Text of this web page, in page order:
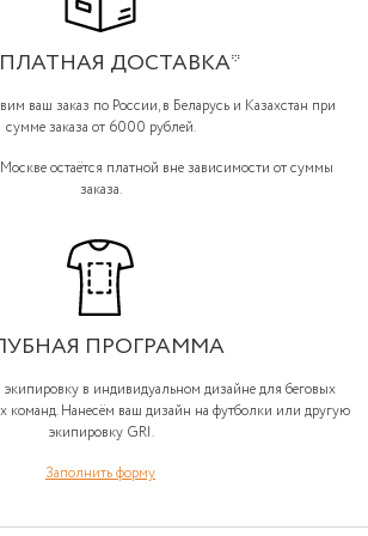
ДОСТАВКА*
ваш заказ по России, в Беларусь и Казахстан при
сумме заказа от 6000 рублей.
остаётся платной вне зависимости от суммы
заказа.
ПРОГРАММА
в индивидуальном дизайне для беговых
команд. Нанесём ваш дизайн на футболки или другую
экипировку GRI.
Заполнить форму